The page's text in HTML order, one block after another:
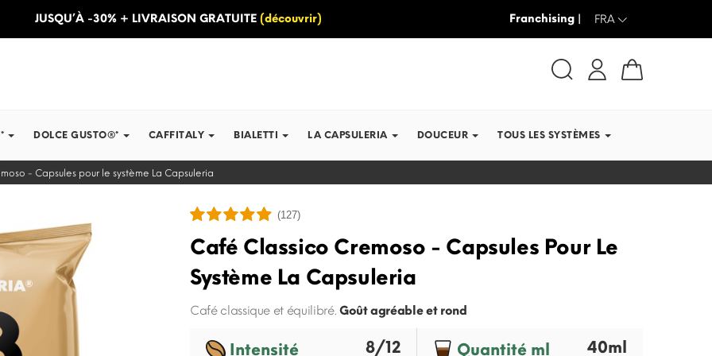
JUSQU’À -30% + LIVRAISON GRATUITE (découvrir) JUSQU’À -30% + LIVRAISON
Franchising | FRA
DOLCE GUSTO®* CAFFITALY BIALETTI LA CAPSULERIA DOUCEUR TOUS LES SYSTÈMES
- Capsules pour le système La Capsuleria
(127)
Café Classico Cremoso - Capsules Pour Le
Système La Capsuleria
Café classique et équilibré. Goût agréable et rond
Intensité 8/12 Quantité ml 40ml